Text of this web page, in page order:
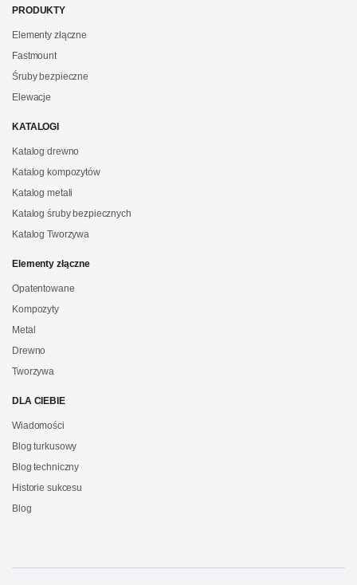
PRODUKTY
Elementy złączne
Fastmount
Śruby bezpieczne
Elewacje
KATALOGI
Katalog drewno
Katalog kompozytów
Katalog metali
Katalog śruby bezpiecznych
Katalog Tworzywa
Elementy złączne
Opatentowane
Kompozyty
Metal
Drewno
Tworzywa
DLA CIEBIE
Wiadomości
Blog turkusowy
Blog techniczny
Historie sukcesu
Blog